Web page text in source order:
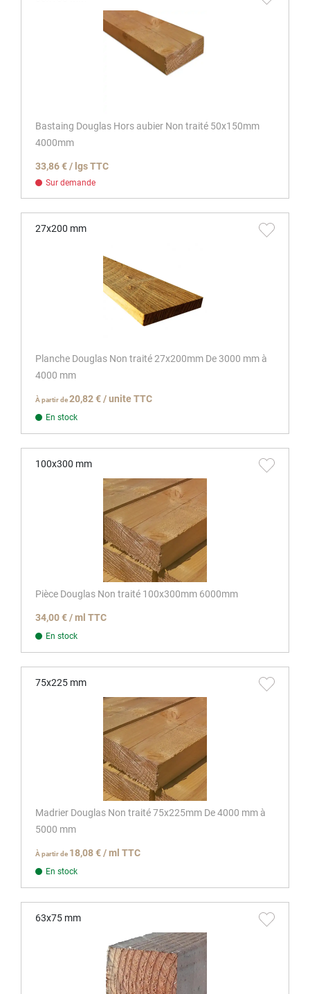
Bastaing Douglas Hors aubier Non traité 50x150mm
4000mm
33,86 € / lgs TTC
Sur demande
27x200 mm
Planche Douglas Non traité 27x200mm De 3000 mm à
4000 mm
À partir de20,82 € / unite TTC
En stock
100x300 mm
Pièce Douglas Non traité 100x300mm 6000mm
34,00 € / ml TTC
En stock
75x225 mm
Madrier Douglas Non traité 75x225mm De 4000 mm à
5000 mm
À partir de 18,08 € / ml TTC
En stock
63x75 mm